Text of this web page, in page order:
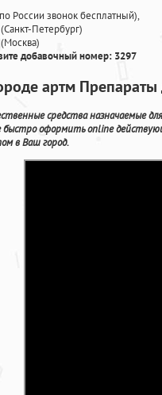
по России звонок бесплатный),
(Санкт-Петербург)
(Москва)
добавочный номер: 3297
артм
средства
оформить online
в Ваш город.